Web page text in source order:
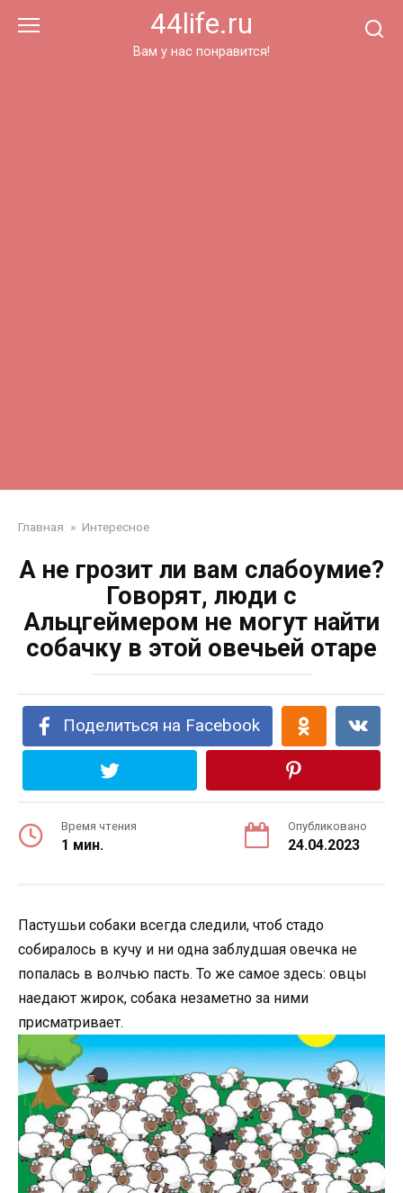
44life.ru
Вам у нас понравится!
Главная » Интересное
А не грозит ли вам слабоумие?
Говорят, люди с
Альцгеймером не могут найти
собачку в этой овечьей отаре
Поделиться на Facebook
Время чтения
1 мин.
Опубликовано
24.04.2023
Пастушьи собаки всегда следили, чтоб стадо
собиралось в кучу и ни одна заблудшая овечка не
попалась в волчью пасть. То же самое здесь: овцы
наедают жирок, собака незаметно за ними
присматривает.